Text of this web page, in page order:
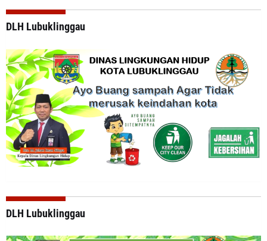
DLH Lubuklinggau
DLH Lubuklinggau